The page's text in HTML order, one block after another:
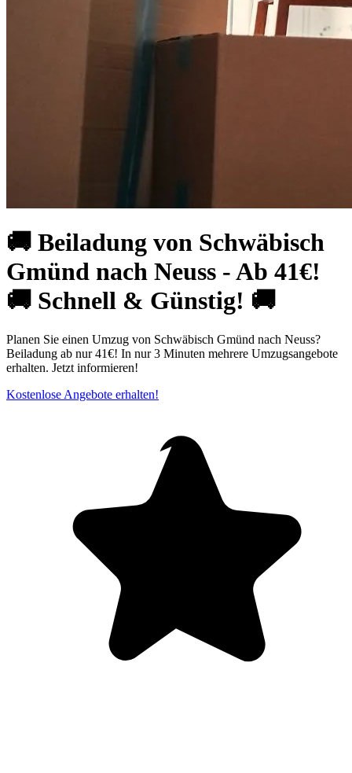
🚚 Beiladung von Schwäbisch
Gmünd nach Neuss - Ab 41€!
🚚 Schnell & Günstig! 🚚
Planen Sie einen Umzug von Schwäbisch Gmünd nach Neuss?
Beiladung ab nur 41€! In nur 3 Minuten mehrere Umzugsangebote
erhalten. Jetzt informieren!
Kostenlose Angebote erhalten!